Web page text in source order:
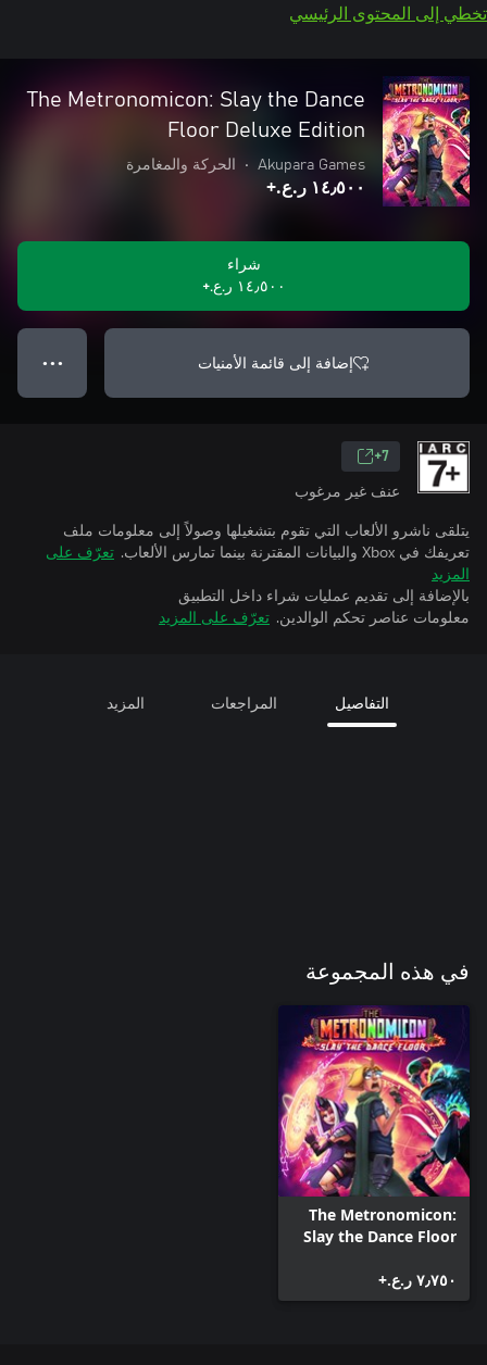
تخطي إلى المحتوى الرئيسي
The Metronomicon: Slay the Dance
Floor Deluxe Edition
Akupara Games
• الحركة والمغامرة
١٤٫٥٠٠ ر.ع.‏+
شراء
١٤٫٥٠٠ ر.ع.‏+
إضافة إلى قائمة الأمنيات ● ● ●
7+
عنف غير مرغوب
يتلقى ناشرو الألعاب التي تقوم بتشغيلها وصولاً إلى معلومات ملف
تعريفك في Xbox والبيانات المقترنة بينما تمارس الألعاب.
تعرّف على
المزيد
بالإضافة إلى تقديم عمليات شراء داخل التطبيق
معلومات عناصر تحكم الوالدين. تعرّف على المزيد
التفاصيل المراجعات المزيد
في هذه المجموعة
The Metronomicon:
Slay the Dance Floor
٧٫٧٥٠ ر.ع.‏+